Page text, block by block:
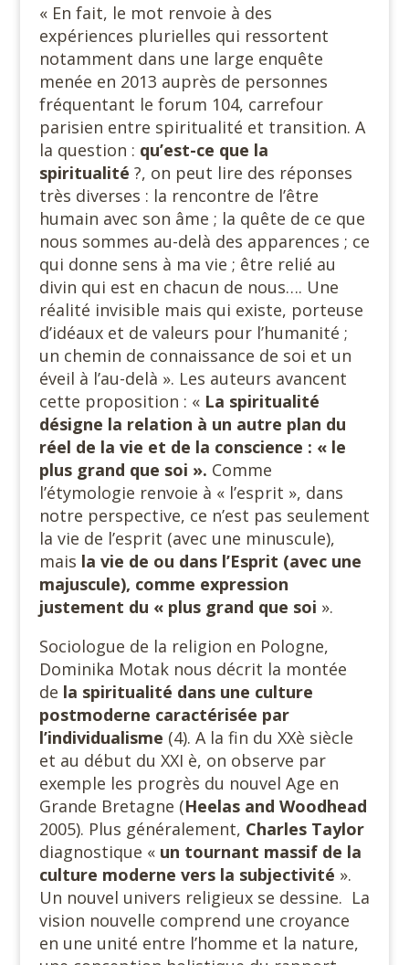
« En fait, le mot renvoie à des
expériences plurielles qui ressortent
notamment dans une large enquête
menée en 2013 auprès de personnes
fréquentant le forum 104, carrefour
parisien entre spiritualité et transition. A
la question : qu’est-ce que la
spiritualité ?, on peut lire des réponses
très diverses : la rencontre de l’être
humain avec son âme ; la quête de ce que
nous sommes au-delà des apparences ; ce
qui donne sens à ma vie ; être relié au
divin qui est en chacun de nous…. Une
réalité invisible mais qui existe, porteuse
d’idéaux et de valeurs pour l’humanité ;
un chemin de connaissance de soi et un
éveil à l’au-delà ». Les auteurs avancent
cette proposition : « La spiritualité
désigne la relation à un autre plan du
réel de la vie et de la conscience : « le
plus grand que soi ». Comme
l’étymologie renvoie à « l’esprit », dans
notre perspective, ce n’est pas seulement
la vie de l’esprit (avec une minuscule),
mais la vie de ou dans l’Esprit (avec une
majuscule), comme expression
justement du « plus grand que soi ».
Sociologue de la religion en Pologne,
Dominika Motak nous décrit la montée
de la spiritualité dans une culture
postmoderne caractérisée par
l’individualisme (4). A la fin du XXè siècle
et au début du XXI è, on observe par
exemple les progrès du nouvel Age en
Grande Bretagne (Heelas and Woodhead
2005). Plus généralement, Charles Taylor
diagnostique « un tournant massif de la
culture moderne vers la subjectivité ».
Un nouvel univers religieux se dessine. La
vision nouvelle comprend une croyance
en une unité entre l’homme et la nature,